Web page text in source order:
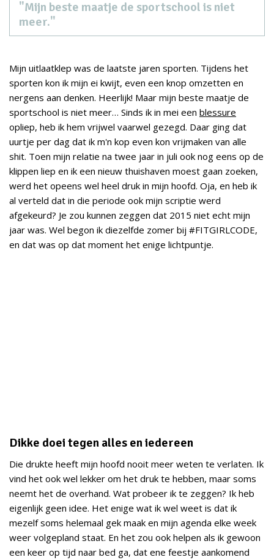
"Mijn beste maatje de sportschool is niet
meer."
Mijn uitlaatklep was de laatste jaren sporten. Tijdens het
sporten kon ik mijn ei kwijt, even een knop omzetten en
nergens aan denken. Heerlijk! Maar mijn beste maatje de
sportschool is niet meer… Sinds ik in mei een blessure
opliep, heb ik hem vrijwel vaarwel gezegd. Daar ging dat
uurtje per dag dat ik m'n kop even kon vrijmaken van alle
shit. Toen mijn relatie na twee jaar in juli ook nog eens op de
klippen liep en ik een nieuw thuishaven moest gaan zoeken,
werd het opeens wel heel druk in mijn hoofd. Oja, en heb ik
al verteld dat in die periode ook mijn scriptie werd
afgekeurd? Je zou kunnen zeggen dat 2015 niet echt mijn
jaar was. Wel begon ik diezelfde zomer bij #FITGIRLCODE,
en dat was op dat moment het enige lichtpuntje.
Dikke doei tegen alles en iedereen
Die drukte heeft mijn hoofd nooit meer weten te verlaten. Ik
vind het ook wel lekker om het druk te hebben, maar soms
neemt het de overhand. Wat probeer ik te zeggen? Ik heb
eigenlijk geen idee. Het enige wat ik wel weet is dat ik
mezelf soms helemaal gek maak en mijn agenda elke week
weer volgepland staat. En het zou ook helpen als ik gewoon
een keer op tijd naar bed ga, dat ene feestje aankomend